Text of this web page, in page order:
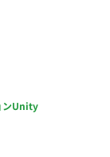
ンUnity